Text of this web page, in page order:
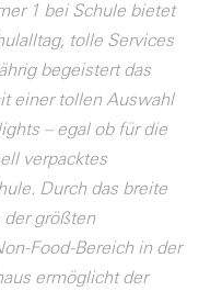
1 bei Schule bietet
tolle Services
begeistert das
einer tollen Auswahl
– egal ob für die
verpacktes
Durch das breite
der größten
Food-Bereich in der
ermöglicht der